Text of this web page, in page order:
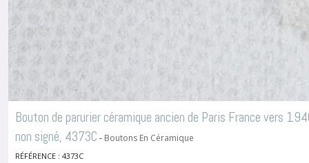
Bouton de parurier céramique ancien de Paris France vers
non signé, 4373C - Boutons En Céramique
RÉFÉRENCE : 4373C